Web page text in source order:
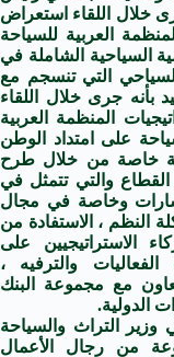
خلال اللقاء استعراض
العربية للسياحة
السياحية الشاملة في
التي تنسجم مع
واوضح آل فهيد بأنه جرى خلال اللقاء
المنظمة العربية
على امتداد الوطن
خاصة من خلال طرح
القطاع والتي تتمثل في
وخاصة في مجال
النظم ، الاستفادة من
الاستراتيجيين على
والترفيه ،
مع مجموعة البنك
الدولية.
وزير التراث والسياحة
من رجال الأعمال